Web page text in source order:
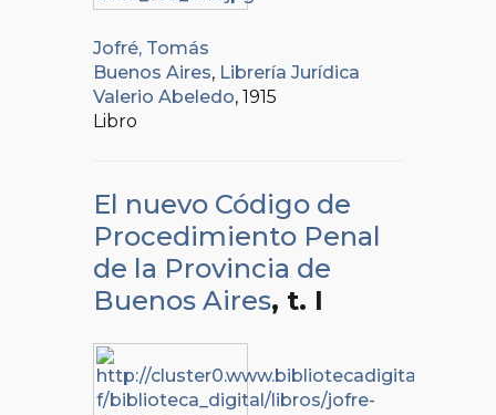
Jofré, Tomás
Buenos Aires, Librería Jurídica
Valerio Abeledo, 1915
Libro
El nuevo Código de
Procedimiento Penal
de la Provincia de
Buenos Aires, t. I